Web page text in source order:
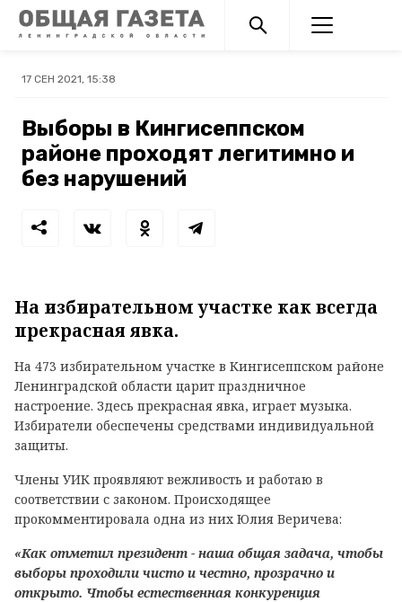
17 СЕН 2021, 15:38
Выборы в Кингисеппском
районе проходят легитимно и
без нарушений
На избирательном участке как всегда
прекрасная явка.
На 473 избирательном участке в Кингисеппском районе
Ленинградской области царит праздничное
настроение. Здесь прекрасная явка, играет музыка.
Избиратели обеспечены средствами индивидуальной
защиты.
Члены УИК проявляют вежливость и работаю в
соответствии с законом. Происходящее
прокомментировала одна из них Юлия Веричева:
«Как отметил президент - наша общая задача, чтобы
выборы проходили чисто и честно, прозрачно и
открыто. Чтобы естественная конкуренция